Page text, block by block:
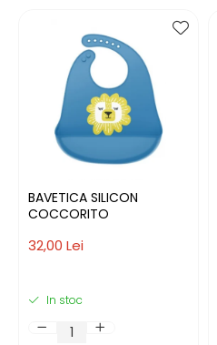
BAVETICA SILICON
COCCORITO
32,00 Lei
In stoc